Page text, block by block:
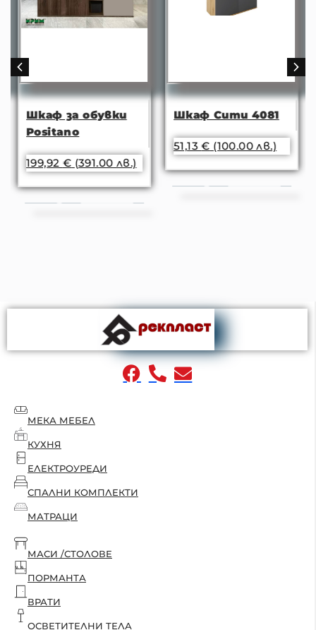
Шкаф за обувки
Positano
199,92 € (391.00 лв.)
Шкаф Сити 4081
51,13€ (100.00 лв.)
МЕКА МЕБЕЛ
КУХНЯ
ЕЛЕКТРОУРЕДИ
СПАЛНИ КОМПЛЕКТИ
МАТРАЦИ
МАСИ /СТОЛОВЕ
ПОРМАНТА
ВРАТИ
ОСВЕТИТЕЛНИ ТЕЛА